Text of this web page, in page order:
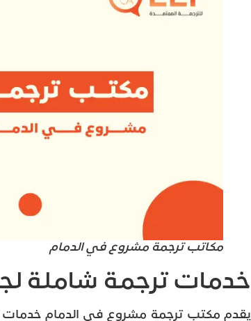
مكاتب ترجمة مشروع في الدمام
خدمات ترجمة شاملة
يقدم مكتب ترجمة مشروع في الدمام خدمات